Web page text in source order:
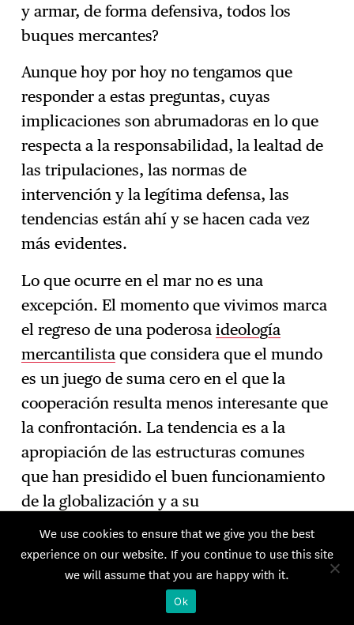
y armar, de forma defensiva, todos los
buques mercantes?
Aunque hoy por hoy no tengamos que
responder a estas preguntas, cuyas
implicaciones son abrumadoras en lo que
respecta a la responsabilidad, la lealtad de
las tripulaciones, las normas de
intervención y la legítima defensa, las
tendencias están ahí y se hacen cada vez
más evidentes.
Lo que ocurre en el mar no es una
excepción. El momento que vivimos marca
el regreso de una poderosaideología
mercantilista que considera que el mundo
es un juego de suma cero en el que la
cooperación resulta menos interesante que
la confrontación. La tendencia es a la
apropiación de las estructuras comunes
que han presidido el buen funcionamiento
de la globalización y a su
instrumentalización por parte de las
potencias que pueden pretender
controlarlas, desde SWIFT hasta Logink,
pasando por Ormuz, el trigo, el gas, el
We use cookies to ensure that we give you the best
experience on our website. If you continue to use this site
we will assume that you are happy with it.
Ok